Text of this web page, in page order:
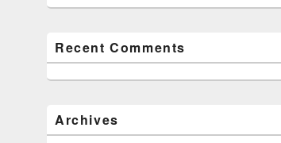
Recent Comments
Archives